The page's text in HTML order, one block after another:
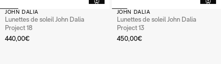
JOHN DALIA
Lunettes de soleil John Dalia
Project 18
440,00€
JOHN DALIA
Lunettes de soleil John Dalia
Project 13
450,00€